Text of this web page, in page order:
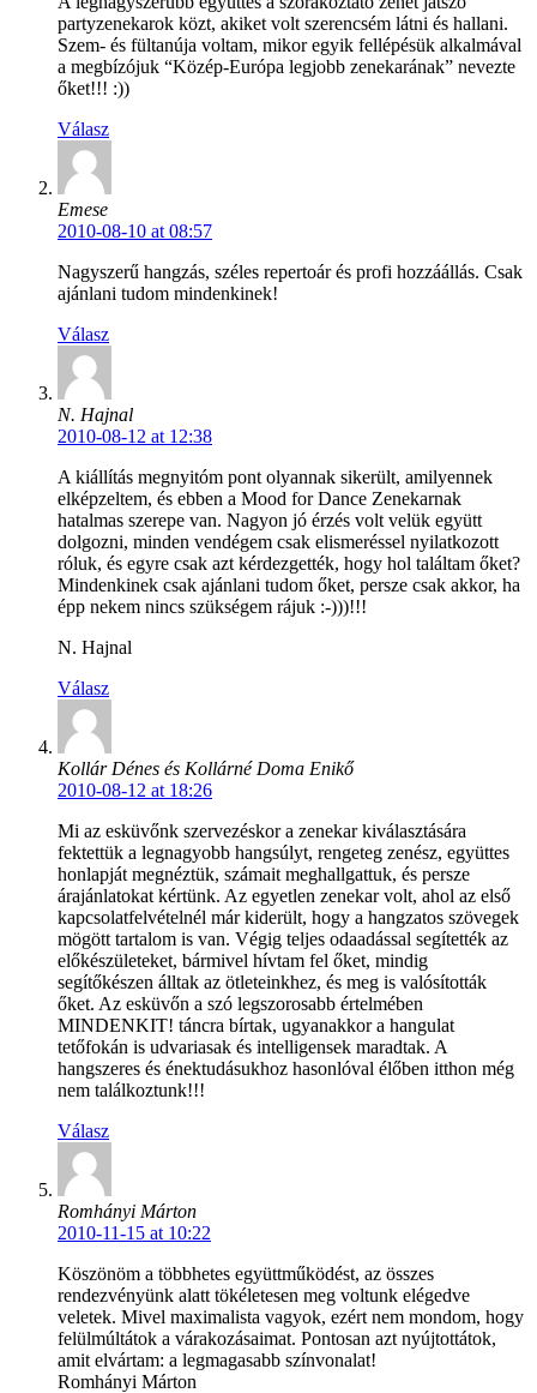
partyzenekarok közt, akiket volt szerencsém látni és hallani.
Szem- és fültanúja voltam, mikor egyik fellépésük alkalmával
a megbízójuk “Közép-Európa legjobb zenekarának” nevezte
őket!!! :))
Válasz
Emese
2010-08-10 at 08:57
Nagyszerű hangzás, széles repertoár és profi hozzáállás. Csak
ajánlani tudom mindenkinek!
Válasz
N. Hajnal
2010-08-12 at 12:38
A kiállítás megnyitóm pont olyannak sikerült, amilyennek
elképzeltem, és ebben a Mood for Dance Zenekarnak
hatalmas szerepe van. Nagyon jó érzés volt velük együtt
dolgozni, minden vendégem csak elismeréssel nyilatkozott
róluk, és egyre csak azt kérdezgették, hogy hol találtam őket?
Mindenkinek csak ajánlani tudom őket, persze csak akkor, ha
épp nekem nincs szükségem rájuk :-)))!!!
N. Hajnal
Válasz
Kollár Dénes és Kollárné Doma Enikő
2010-08-12 at 18:26
Mi az esküvőnk szervezéskor a zenekar kiválasztására
fektettük a legnagyobb hangsúlyt, rengeteg zenész, együttes
honlapját megnéztük, számait meghallgattuk, és persze
árajánlatokat kértünk. Az egyetlen zenekar volt, ahol az első
kapcsolatfelvételnél már kiderült, hogy a hangzatos szövegek
mögött tartalom is van. Végig teljes odaadással segítették az
előkészületeket, bármivel hívtam fel őket, mindig
segítőkészen álltak az ötleteinkhez, és meg is valósították
őket. Az esküvőn a szó legszorosabb értelmében
MINDENKIT! táncra bírtak, ugyanakkor a hangulat
tetőfokán is udvariasak és intelligensek maradtak. A
hangszeres és énektudásukhoz hasonlóval élőben itthon még
nem találkoztunk!!!
Válasz
Romhányi Márton
2010-11-15 at 10:22
Köszönöm a többhetes együttműködést, az összes
rendezvényünk alatt tökéletesen meg voltunk elégedve
veletek. Mivel maximalista vagyok, ezért nem mondom, hogy
felülmúltátok a várakozásaimat. Pontosan azt nyújtottátok,
amit elvártam: a legmagasabb színvonalat!
Romhányi Márton